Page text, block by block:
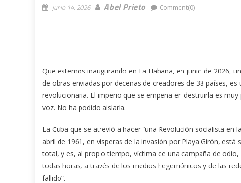
junio 14, 2026 Abel Prieto Comment(0)
Que estemos inaugurando en La Habana, en junio de 2026,
de obras enviadas por decenas de creadores de 38 países,
revolucionaria. El imperio que se empeña en destruirla es
voz. No ha podido aislarla.
La Cuba que se atrevió a hacer “una Revolución socialista
abril de 1961, en vísperas de la invasión por Playa Girón,
total, y es, al propio tiempo, víctima de una campaña de
todas horas, a través de los medios hegemónicos y de las
fallido”.